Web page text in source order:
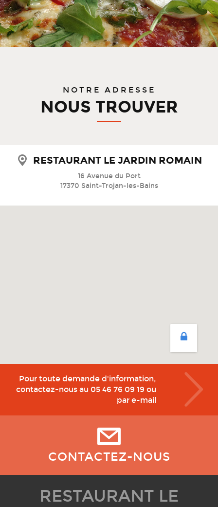
NOTRE ADRESSE
NOUS TROUVER
RESTAURANT LE JARDIN ROMAIN
16 Avenue du Port
17370 Saint-Trojan-les-Bains
Pour toute demande d'information,
contactez-nous au 05 46 76 09 19 ou
par e-mail
CONTACTEZ-NOUS
RESTAURANT LE